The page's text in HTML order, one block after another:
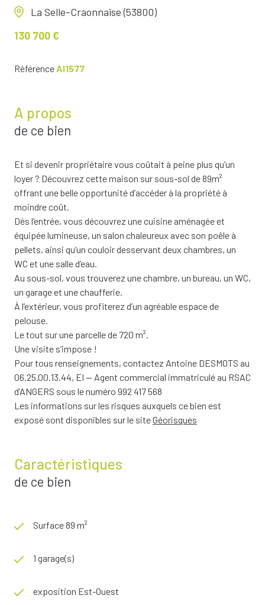
La Selle-Craonnaise (53800)
130 700 €
RéférenceAI1577
A propos
de ce bien
Et si devenir propriétaire vous coûtait à peine plus qu’un
loyer ? Découvrez cette maison sur sous-sol de 89m²
offrant une belle opportunité d’accéder à la propriété à
moindre coût.
Dès l’entrée, vous découvrez une cuisine aménagée et
équipée lumineuse, un salon chaleureux avec son poêle à
pellets, ainsi qu’un couloir desservant deux chambres, un
WC et une salle d’eau.
Au sous-sol, vous trouverez une chambre, un bureau, un WC,
un garage et une chaufferie.
À l’extérieur, vous profiterez d’un agréable espace de
pelouse.
Le tout sur une parcelle de 720 m².
Une visite s’impose !
Pour tous renseignements, contactez Antoine DESMOTS au
06.25.00.13.44, EI — Agent commercial immatriculé au RSAC
d’ANGERS sous le numéro 992 417 568
Les informations sur les risques auxquels ce bien est
exposé sont disponibles sur le siteGéorisques
Caractéristiques
de ce bien
Surface 89 m²
1 garage(s)
exposition Est-Ouest